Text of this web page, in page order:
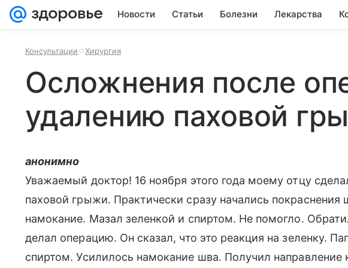
Новости Статьи Болезни Лекарства
Консультации Хирургия
Осложнения после
удалению паховой
анонимно
Уважаемый доктор! 16 ноября этого года моему отцу
паховой грыжи. Практически сразу начались покраснения
намокание. Мазал зеленкой и спиртом. Не помогло.
делал операцию. Он сказал, что это реакция на зеленку.
спиртом. Усилилось намокание шва. Получил направление